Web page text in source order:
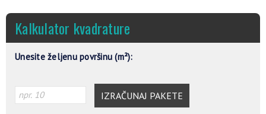
Kalkulator kvadrature
Unesite željenu površinu (m²):
IZRAČUNAJ PAKETE